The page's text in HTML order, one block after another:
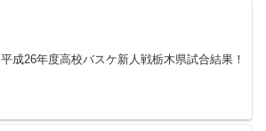
平成26年度高校バスケ新人戦栃木県試合結果！